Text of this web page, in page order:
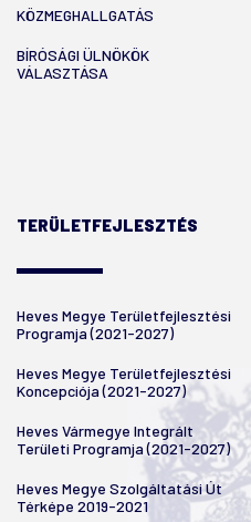
KÖZMEGHALLGATÁS
BÍRÓSÁGI ÜLNÖKÖK
VÁLASZTÁSA
TERÜLETFEJLESZTÉS
Heves Megye Területfejlesztési
Programja (2021-2027)
Heves Megye Területfejlesztési
Koncepciója (2021-2027)
Heves Vármegye Integrált
Területi Programja (2021-2027)
Heves Megye Szolgáltatási Út
Térképe 2019-2021